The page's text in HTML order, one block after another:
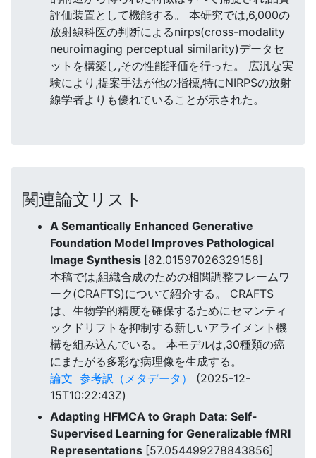
評価装置として機能する。 本研究では,6,000の
放射線科医の判断によるnirps(cross-modality
neuroimaging perceptual similarity)データセ
ットを構築し,その性能評価を行った。 広汎な実
験により,提案手法が他の指標,特にNIRPSの放射
線学者よりも優れていることが示された。
関連論文リスト
A Semantically Enhanced Generative
Foundation Model Improves Pathological
Image Synthesis [82.01597026329158]
本稿では,組織合成のための相関調整フレームワ
ーク(CRAFTS)について紹介する。 CRAFTS
は、生物学的精度を確保するためにセマンティ
ックドリフトを抑制する新しいアライメント機
構を組み込んでいる。 本モデルは,30種類の癌
にまたがる多彩な病理像を生成する。
論文 参考訳（メタデータ）
(2025-12-
15T10:22:43Z)
Adapting HFMCA to Graph Data: Self-
Supervised Learning for Generalizable fMRI
Representations [57.054499278843856]